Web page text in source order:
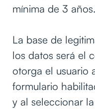
mínima de 3 años.
La base de
los datos será el
otorga el usuario
formulario
y al seleccionar